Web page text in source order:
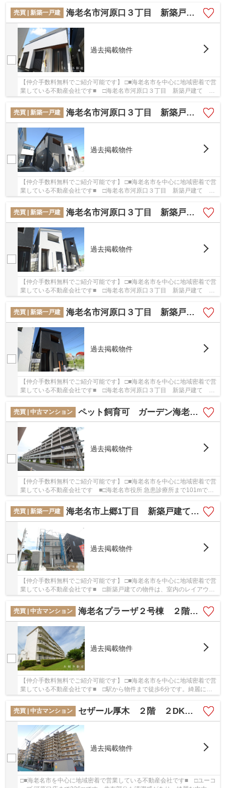
売買 | 新築一戸建
海老名市河原口３丁目 新築戸建て 全５棟 【仲介手数料無料】
過去掲載物件
【仲介手数料無料でご紹介可能です】 □■海老名市を中心に地域密着で営
業している不動産会社です■ □海老名市河原口３丁目 新築戸建て 全
売買 | 新築一戸建
海老名市河原口３丁目 新築戸建て 全５棟 【仲介手数料無料】
過去掲載物件
【仲介手数料無料でご紹介可能です】 □■海老名市を中心に地域密着で営
業している不動産会社です■ □海老名市河原口３丁目 新築戸建て 全
売買 | 新築一戸建
海老名市河原口３丁目 新築戸建て 全５棟 【仲介手数料無料】
過去掲載物件
【仲介手数料無料でご紹介可能です】 □■海老名市を中心に地域密着で営
業している不動産会社です■ □海老名市河原口３丁目 新築戸建て 全
売買 | 新築一戸建
海老名市河原口３丁目 新築戸建て 全５棟 【仲介手数料無料】
過去掲載物件
【仲介手数料無料でご紹介可能です】 □■海老名市を中心に地域密着で営
業している不動産会社です■ □海老名市河原口３丁目 新築戸建て 全
５棟 【仲介手数料無料】の詳しい情報。ニー...
売買 | 中古マンション
ペット飼育可 ガーデン海老名 4階 ３LDK リフォーム済み 【仲介手数料無料】
過去掲載物件
【仲介手数料無料でご紹介可能です】 □■海老名市を中心に地域密着で営
業している不動産会社です ■□海老名市役所 急患診療所まで101mで
売買 | 新築一戸建
海老名市上郷1丁目 新築戸建て 全１棟 【仲介手数料無料】
過去掲載物件
【仲介手数料無料でご紹介可能です】 □■海老名市を中心に地域密着で営
業している不動産会社です■ □新築戸建ての物件は、室内のレイアウト
売買 | 中古マンション
海老名プラーザ２号棟 ２階３LDK リフォーム済み 【仲介手数料無料】
過去掲載物件
【仲介手数料無料でご紹介可能です】 □■海老名市を中心に地域密着で営
業している不動産会社です■ □駅から物件まで徒歩6分です。綺麗に整
売買 | 中古マンション
セザール厚木 ２階 ２DK リフォーム済み
過去掲載物件
□■海老名市を中心に地域密着で営業している不動産会社です■ □ユーコ